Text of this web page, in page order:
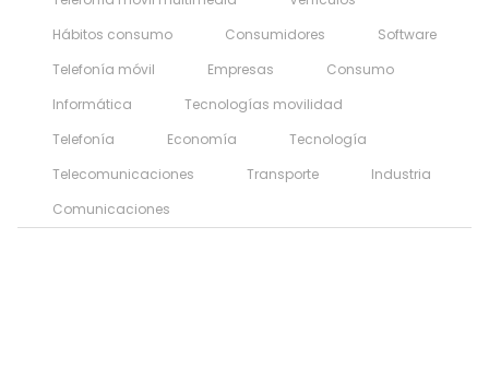
Hábitos consumo
Consumidores
Software
Telefonía móvil
Empresas
Consumo
Informática
Tecnologías movilidad
Telefonía
Economía
Tecnología
Telecomunicaciones
Transporte
Industria
Comunicaciones